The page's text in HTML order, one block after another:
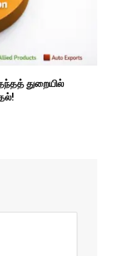
துறையில்